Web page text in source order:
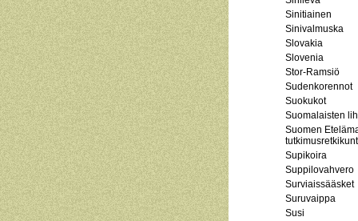
Sinitiainen
Sinivalmuska
Slovakia
Slovenia
Stor-Ramsiö
Sudenkorennot
Suokukot
Suomalaisten
Suomen
Supikoira
Suppilovahvero
Surviaissääsket
Suruvaippa
Susi